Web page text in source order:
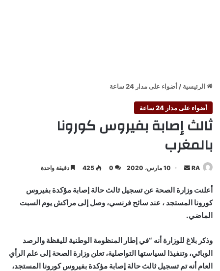
الرئيسية / أضواء على مدار 24 ساعة
أضواء على مدار 24 ساعة
ثالث إصابة بفيروس كورونا
بالمغرب
RA
أرسل
إلكترونيا
10 مارس، 2020 0
425 دقيقة واحدة
أعلنت وزارة الصحة عن تسجيل ثالث حالة إصابة مؤكدة بفيروس
كورونا المستجد ، عند سائح فرنسي، وصل إلى مراكش يوم السبت
الماضي.
وذكر بلاغ للوزارة أنه “في إطار المنظومة الوطنية لليقظة والرصد
الوبائي، وتنفيذا لسياستها التواصلية، تعلن وزارة الصحة إلى علم الرأي
العام أنه تم تسجيل ثالث حالة إصابة مؤكدة بفيروس كورونا المستجد،